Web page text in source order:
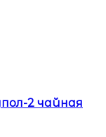
2 чайная